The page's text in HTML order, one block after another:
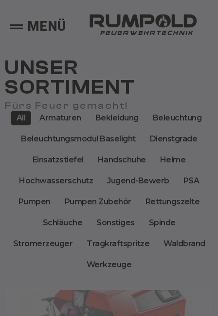
MENÜ
UNSER
SORTIMENT
Fürs Feuer gemacht!
All Armaturen Bekleidung Beleuchtung
Beleuchtungsmodul Baselight Dienstgrade
Einsatzstiefel Handschuhe Helme
Hochwasserschutz Jugend-Bewerb PSA
Pumpen Pumpen Zubehör Rettungszelte
Schläuche Sonstiges Spinde
Stromerzeuger Tragkraftspritze Waldbrand
Werkzeuge